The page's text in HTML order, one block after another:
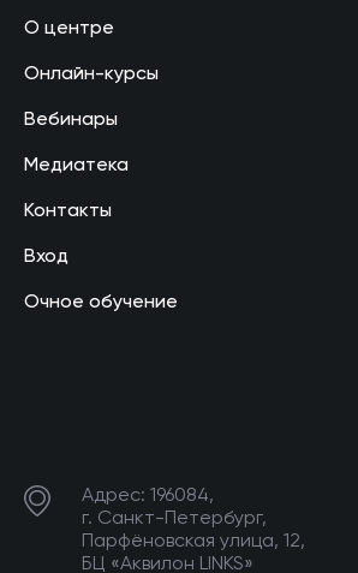
О центре
Онлайн-курсы
Вебинары
Медиатека
Контакты
Вход
Очное обучение
Адрес: 196084,
г. Санкт-Петербург,
Парфёновская улица, 12,
БЦ «Аквилон LINKS»